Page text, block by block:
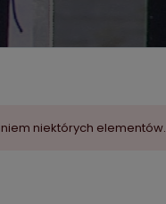
niektórych elementów.